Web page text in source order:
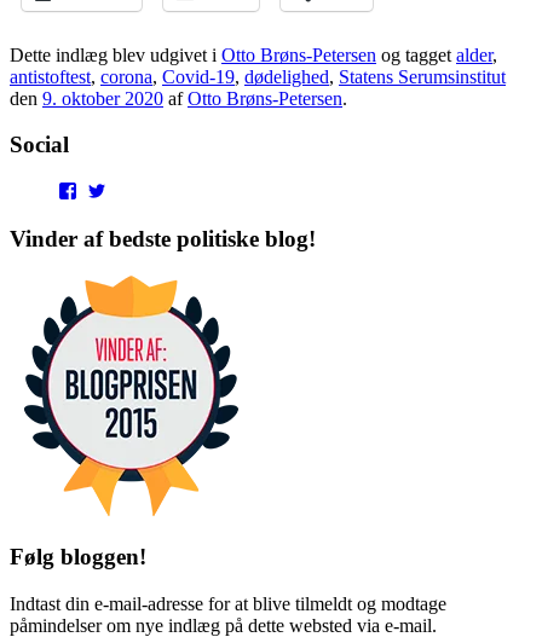
Dette indlæg blev udgivet i Otto Brøns-Petersen og tagget alder,
antistoftest, corona, Covid-19, dødelighed, Statens Serumsinstitut
den 9. oktober 2020 afOtto Brøns-Petersen.
Social
View
profile
on
profile
on
Vinder af bedste politiske blog!
Følg bloggen!
Indtast din e-mail-adresse for at blive tilmeldt og modtage
påmindelser om nye indlæg på dette websted via e-mail.